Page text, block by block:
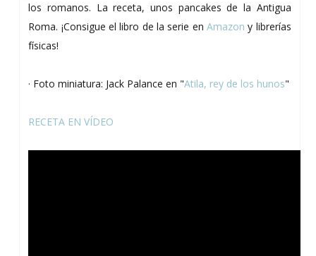
los romanos. La receta, unos pancakes de la Antigua
Roma. ¡Consigue el libro de la serie en Amazon y librerías
físicas!
· Foto miniatura: Jack Palance en "Atila, rey de los hunos"
RECETA EN VÍDEO